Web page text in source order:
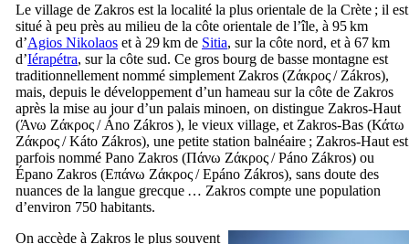
Le village de Zakros est la localité la plus orientale de la Crète ; il est
situé à peu près au milieu de la côte orientale de l’île, à 95 km
d’Agios Nikolaos et à 29 km de Sitia, sur la côte nord, et à 67 km
d’Iérapétra, sur la côte sud. Ce gros bourg de basse montagne est
traditionnellement nommé simplement Zakros (Ζάκρος/ Zákros),
mais, depuis le développement d’un hameau sur la côte de Zakros
après la mise au jour d’un palais minoen, on distingue Zakros-Haut
(Άνω Ζάκρος/ Áno Zákros), le vieux village, et Zakros-Bas (Κάτω
Ζάκρος/Káto Zákros), une petite station balnéaire ; Zakros-Haut est
parfois nommé Pano Zakros (Πάνω Ζάκρος/Páno Zákros) ou
Épano Zakros (Επάνω Ζάκρος/Epáno Zákros), sans doute des
nuances de la langue grecque … Zakros compte une population
d’environ 750 habitants.
On accède à Zakros le plus souvent